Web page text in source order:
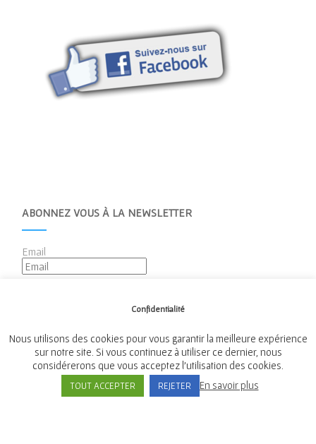
ABONNEZ VOUS À LA NEWSLETTER
Email
Mairie de Tréméven
Place de l'Église, 29300 Tréméven
Confidentialité
Nous utilisons des cookies pour vous garantir la meilleure expérience
sur notre site. Si vous continuez à utiliser ce dernier, nous
considérerons que vous acceptez l'utilisation des cookies.
TOUT ACCEPTER REJETER En savoir plus